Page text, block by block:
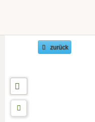
zurück